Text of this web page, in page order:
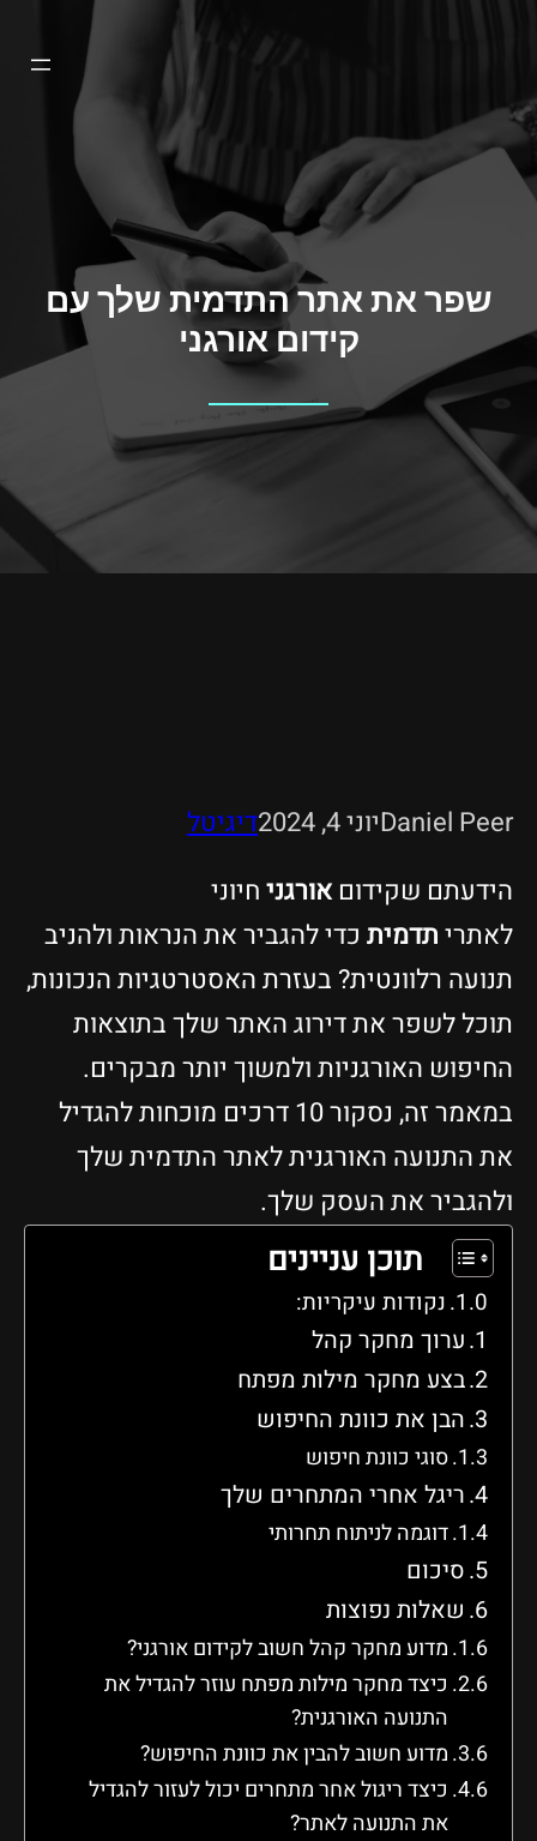
שפר את אתר התדמית שלך עם
קידום אורגני
Daniel Peerיוני 4, 2024
דיגיטל
הידעתם שקידום אורגניחיוני
לאתריתדמית כדי להגביר את הנראות ולהניב
תנועה רלוונטית? בעזרת האסטרטגיות הנכונות,
תוכל לשפר את דירוג האתר שלך בתוצאות
החיפוש האורגניות ולמשוך יותר מבקרים.
במאמר זה, נסקור 10 דרכים מוכחות להגדיל
את התנועה האורגנית לאתר התדמית שלך
ולהגביר את העסק שלך.
תוכן עניינים
נקודות עיקריות:
ערוך מחקר קהל
בצע מחקר מילות מפתח
הבן את כוונת החיפוש
סוגי כוונת חיפוש
ריגל אחרי המתחרים שלך
דוגמה לניתוח תחרותי
סיכום
שאלות נפוצות
מדוע מחקר קהל חשוב לקידום אורגני?
כיצד מחקר מילות מפתח עוזר להגדיל את
התנועה האורגנית?
מדוע חשוב להבין את כוונת החיפוש?
כיצד ריגול אחר מתחרים יכול לעזור להגדיל
את התנועה לאתר?